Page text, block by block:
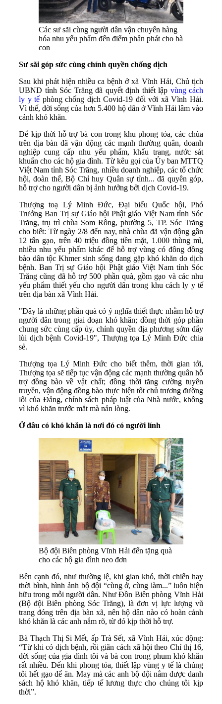
Các sư sãi cùng người dân vận chuyển hàng
hóa nhu yếu phẩm đến điểm phân phát cho bà
con
Sư sãi góp sức cùng chính quyền chống dịch
Sau khi phát hiện nhiều ca bệnh ở xã Vĩnh Hải, Chủ tịch
UBND tỉnh Sóc Trăng đã quyết định thiết lập vùng cách
ly y tế phòng chống dịch Covid-19 đối với xã Vĩnh Hải.
Vì thế, đời sống của hơn 5.400 hộ dân ở Vĩnh Hải lâm vào
cảnh khó khăn.
Để kịp thời hỗ trợ bà con trong khu phong tỏa, các chùa
trên địa bàn đã vận động các mạnh thường quân, doanh
nghiệp cung cấp nhu yếu phẩm, khẩu trang, nước sát
khuẩn cho các hộ gia đình. Từ kêu gọi của Ủy ban MTTQ
Việt Nam tỉnh Sóc Trăng, nhiều doanh nghiệp, các tổ chức
hội, đoàn thể, Bộ Chỉ huy Quân sự tỉnh... đã quyên góp,
hỗ trợ cho người dân bị ảnh hưởng bởi dịch Covid-19.
Thượng toạ Lý Minh Đức, Đại biểu Quốc hội, Phó
Trưởng Ban Trị sự Giáo hội Phật giáo Việt Nam tỉnh Sóc
Trăng, trụ trì chùa Som Rông, phường 5, TP. Sóc Trăng
cho biết: Từ ngày 2/8 đến nay, nhà chùa đã vận động gần
12 tấn gạo, trên 40 triệu đồng tiền mặt, 1.000 thùng mì,
nhiều nhu yếu phẩm khác để hỗ trợ vùng có đông đồng
bào dân tộc Khmer sinh sống đang gặp khó khăn do dịch
bệnh. Ban Trị sự Giáo hội Phật giáo Việt Nam tỉnh Sóc
Trăng cũng đã hỗ trợ 500 phần quà, gồm gạo và các nhu
yếu phẩm thiết yếu cho người dân trong khu cách ly y tế
trên địa bàn xã Vĩnh Hải.
"Đây là những phần quà có ý nghĩa thiết thực nhằm hỗ trợ
người dân trong giai đoạn khó khăn; đồng thời góp phần
chung sức cùng cấp ủy, chính quyền địa phương sớm đẩy
lùi dịch bệnh Covid-19", Thượng tọa Lý Minh Đức chia
sẻ.
Thượng tọa Lý Minh Đức cho biết thêm, thời gian tới,
Thượng tọa sẽ tiếp tục vận động các mạnh thường quân hỗ
trợ đồng bào về vật chất; đồng thời tăng cường tuyên
truyền, vận động đồng bào thực hiện tốt chủ trương đường
lối của Đảng, chính sách pháp luật của Nhà nước, không
vì khó khăn trước mắt mà nản lòng.
Ở đâu có khó khăn là nơi đó có người lính
Bộ đội Biên phòng Vĩnh Hải đến tặng quà
cho các hộ gia đình neo đơn
Bên cạnh đó, như thường lệ, khi gian khó, thời chiến hay
thời bình, hình ảnh bộ đội “cùng ở, cùng làm...” luôn hiện
hữu trong mỗi người dân. Như Đồn Biên phòng Vĩnh Hải
(Bộ đội Biên phòng Sóc Trăng), là đơn vị lực lượng vũ
trang đóng trên địa bàn xã, nên hộ dân nào có hoàn cảnh
khó khăn là các anh nắm rõ, từ đó kịp thời hỗ trợ.
Bà Thạch Thị Si Mết, ấp Trà Sết, xã Vĩnh Hải, xúc động:
“Từ khi có dịch bệnh, rồi giãn cách xã hội theo Chỉ thị 16,
đời sống của gia đình tôi và bà con trong phum khó khăn
rất nhiều. Đến khi phong tỏa, thiết lập vùng y tế là chúng
tôi hết gạo để ăn. May mà các anh bộ đội nắm được danh
sách hộ khó khăn, tiếp tế lương thực cho chúng tôi kịp
thời”.